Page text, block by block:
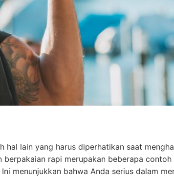
hal lain yang harus diperhatikan saat
rapi merupakan beberapa
menunjukkan bahwa Anda serius dalam